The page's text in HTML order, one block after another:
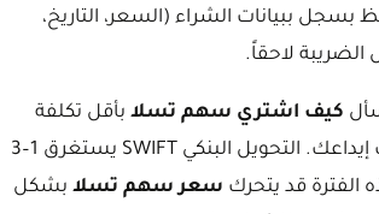
ببيانات الشراء (السعر، التاريخ،
لاحقاً.
كيف اشتري سهم تسلا بأقل تكلفة
ممكنة: انتبه لتوقيت إيداعك. التحويل البنكي SWIFT يستغرق 1–3
الفترة قد يتحرك سعر سهم تسلا بشكل